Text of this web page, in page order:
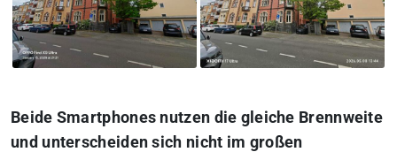
Beide Smartphones nutzen die gleiche Brennweite
und unterscheiden sich nicht im großen